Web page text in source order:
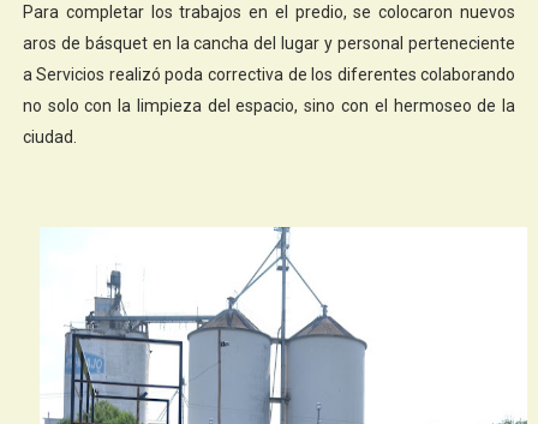
Para completar los trabajos en el predio, se colocaron nuevos
aros de básquet en la cancha del lugar y personal perteneciente
a Servicios realizó poda correctiva de los diferentes colaborando
no solo con la limpieza del espacio, sino con el hermoseo de la
ciudad.